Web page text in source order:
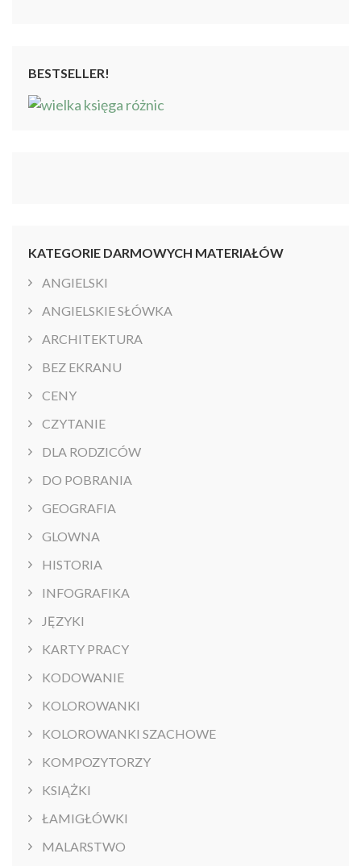
BESTSELLER!
KATEGORIE DARMOWYCH MATERIAŁÓW
ANGIELSKI
ANGIELSKIE SŁÓWKA
ARCHITEKTURA
BEZ EKRANU
CENY
CZYTANIE
DLA RODZICÓW
DO POBRANIA
GEOGRAFIA
GLOWNA
HISTORIA
INFOGRAFIKA
JĘZYKI
KARTY PRACY
KODOWANIE
KOLOROWANKI
KOLOROWANKI SZACHOWE
KOMPOZYTORZY
KSIĄŻKI
ŁAMIGŁÓWKI
MALARSTWO